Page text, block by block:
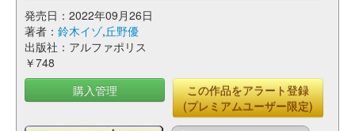
発売日：2022年09月26日
著者： 鈴木イゾ,丘野優
出版社：アルファポリス
￥748
購入管理
この作品をアラート登録
(プレミアムユーザー限定)